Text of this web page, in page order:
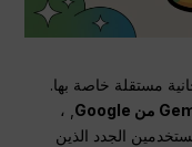
مستقلة خاصة بها.
, ،
الجدد الذين